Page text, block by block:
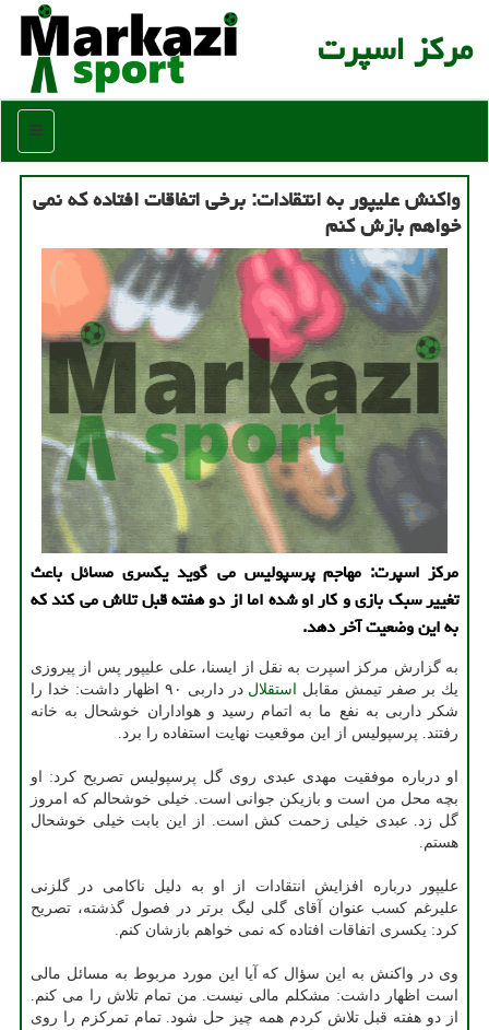
مركز اسپرت
منو
واكنش علیپور به انتقادات: برخی اتفاقات افتاده كه نمی
خواهم بازش كنم
مركز اسپرت: مهاجم پرسپولیس می گوید یكسری مسائل باعث
تغییر سبك بازی و كار او شده اما از دو هفته قبل تلاش می كند كه
به این وضعیت آخر دهد.
به گزارش مركز اسپرت به نقل از ایسنا، علی علیپور پس از پیروزی
یك بر صفر تیمش مقابل
استقلال
در داربی ۹۰ اظهار داشت: خدا را
شكر داربی به نفع ما به اتمام رسید و هواداران خوشحال به خانه
رفتند. پرسپولیس از این موقعیت نهایت استفاده را برد.
او درباره موفقیت مهدی عبدی روی گل پرسپولیس تصریح كرد: او
بچه محل من است و بازیكن جوانی است. خیلی خوشحالم كه امروز
گل زد. عبدی خیلی زحمت كش است. از این بابت خیلی خوشحال
هستم.
علیپور درباره افزایش انتقادات از او به دلیل ناكامی در گلزنی
علیرغم كسب عنوان آقای گلی لیگ برتر در فصول گذشته، تصریح
كرد: یكسری اتفاقات افتاده كه نمی خواهم بازشان كنم.
وی در واكنش به این سؤال كه آیا این مورد مربوط به مسائل مالی
است اظهار داشت: مشكلم مالی نیست. من تمام تلاش را می كنم.
از دو هفته قبل تلاش كردم همه چیز حل شود. تمام تمركزم را روی